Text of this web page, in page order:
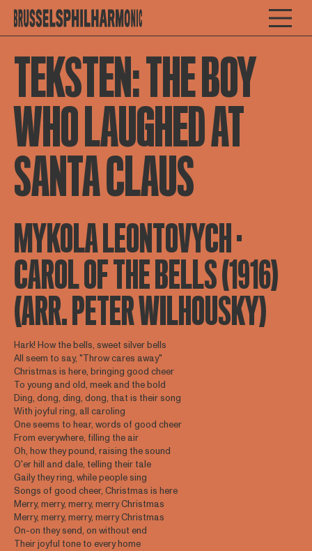
TEKSTEN: THE BOY
WHO LAUGHED AT
SANTA CLAUS
MYKOLA LEONTOVYCH ·
CAROL OF THE BELLS (1916)
(ARR. PETER WILHOUSKY)
Hark! How the bells, sweet silver bells
All seem to say, "Throw cares away"
Christmas is here, bringing good cheer
To young and old, meek and the bold
Ding, dong, ding, dong, that is their song
With joyful ring, all caroling
One seems to hear, words of good cheer
From everywhere, filling the air
Oh, how they pound, raising the sound
O'er hill and dale, telling their tale
Gaily they ring, while people sing
Songs of good cheer, Christmas is here
Merry, merry, merry, merry Christmas
Merry, merry, merry, merry Christmas
On-on they send, on without end
Their joyful tone to every home